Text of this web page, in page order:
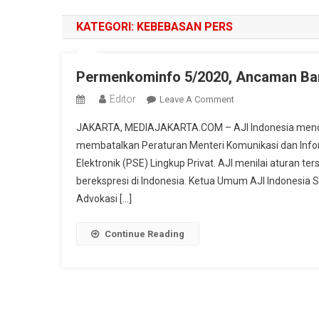
KATEGORI: KEBEBASAN PERS
Permenkominfo 5/2020, Ancaman
Editor Leave A CommentOn
5/2020,
Ancaman
Baru
Kebebasan
JAKARTA, MEDIAJAKARTA.COM – AJI Indonesia
membatalkan Peraturan Menteri Komunikasi dan
Elektronik (PSE) Lingkup Privat. AJI menilai aturan
berekspresi di Indonesia. Ketua Umum AJI
Advokasi […]
Continue Reading